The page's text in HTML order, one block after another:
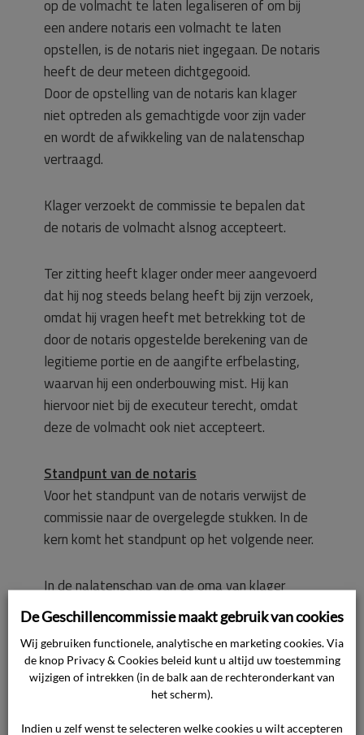
op de volmacht te laten legaliseren of om bij
een andere notaris een volmacht te laten
opstellen, is de notaris niet ingegaan. De notaris
heeft de deur meteen dichtgegooid.
Door de opstelling van de notaris kan klager
niet optreden als gemachtigde voor zijn vader
en wordt de afwikkeling van de nalatenschap
vertraagd.
Klager verzoekt de commissie te bepalen dat
de notaris de volmacht alsnog accepteert.
Ter zitting heeft klager onder meer aangevoerd
dat hij nog steeds belang heeft bij zijn verzoek,
omdat hij vragen heeft met betrekking tot de
door de notaris opgestelde berekening van de
legitieme portie en de aangifte erfbelasting,
waarvan hij een onderbouwing mist. Hij kan
hiervoor niet bij de executeur terecht, omdat
deze de volmacht ook niet accepteert.
Standpunt van de notaris
Voor het standpunt van de notaris verwijst de
commissie naar de overgelegde stukken. In de
kern komt het standpunt op het volgende neer.
In de nalatenschap van de oma van klager
heeft de oom van klager (de executeur) de
notaris de opdracht gegeven om
werkzaamheden te verrichten.
Klager heeft de notaris een volmacht,
ondertekend door zijn vader, doen toekomen.
De Geschillencommissie maakt gebruik van cookies
Wij gebruiken functionele, analytische en marketing cookies. Via
de knop Privacy & Cookies beleid kunt u altijd uw toestemming
wijzigen of intrekken (in de balk aan de rechteronderkant van
het scherm).
Indien u zelf wenst te selecteren welke cookies u wilt accepteren